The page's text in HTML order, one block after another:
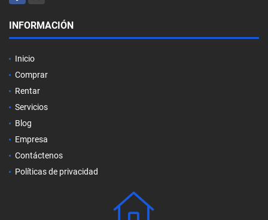
INFORMACIÓN
Inicio
Comprar
Rentar
Servicios
Blog
Empresa
Contáctenos
Políticas de privacidad